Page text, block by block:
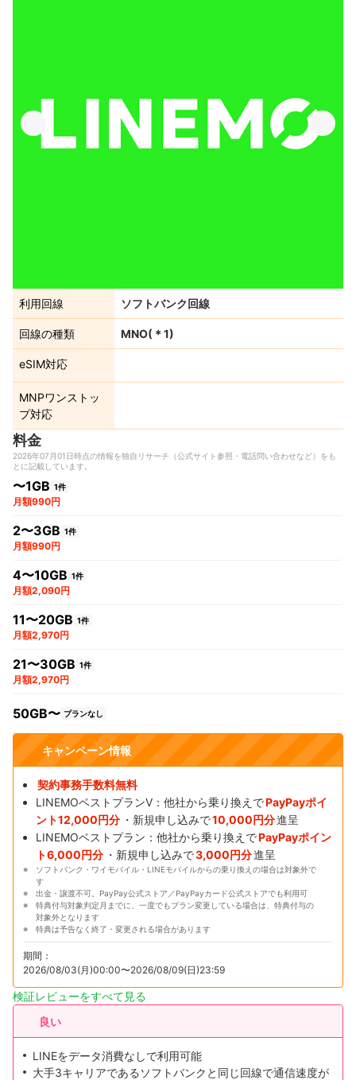
利用回線 ソフトバンク回線
回線の種類 MNO(＊1)
eSIM対応
MNPワンストッ
プ対応
料金
2026年07月01日時点の情報を独自リサーチ（公式サイト参照・電話問い合わせなど）をも
とに記載しています。
〜1GB 1件
月額990円
2〜3GB 1件
月額990円
4〜10GB 1件
月額2,090円
11〜20GB 1件
月額2,970円
21〜30GB 1件
月額2,970円
50GB〜 プランなし
キャンペーン情報
契約事務手数料無料
LINEMOベストプランV：他社から乗り換えでPayPayポイ
ント12,000円分 ・新規申し込みで10,000円分進呈
LINEMOベストプラン：他社から乗り換えでPayPayポイン
ト6,000円分 ・新規申し込みで3,000円分進呈
ソフトバンク・ワイモバイル・LINEモバイルからの乗り換えの場合は対象外で
す
出金・譲渡不可。PayPay公式ストア／PayPayカード公式ストアでも利用可
特典付与対象判定月までに、一度でもプラン変更している場合は、特典付与の
対象外となります
特典は予告なく終了・変更される場合があります
期間：
2026/08/03(月)00:00〜2026/08/09(日)23:59
検証レビューをすべて見る
良い
LINEをデータ消費なしで利用可能
大手3キャリアであるソフトバンクと同じ回線で通信速度が